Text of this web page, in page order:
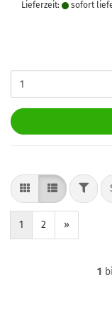
Lieferzeit: sofort
1 2 »
1